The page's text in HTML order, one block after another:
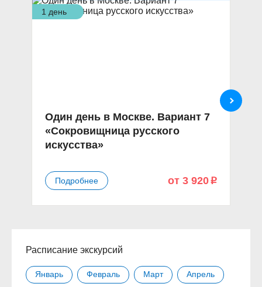
1 день
Один день в Москве. Вариант 7
«Сокровищница русского
искусства»
Подробнее от 3 920 p
Расписание экскурсий
Январь Февраль Март Апрель